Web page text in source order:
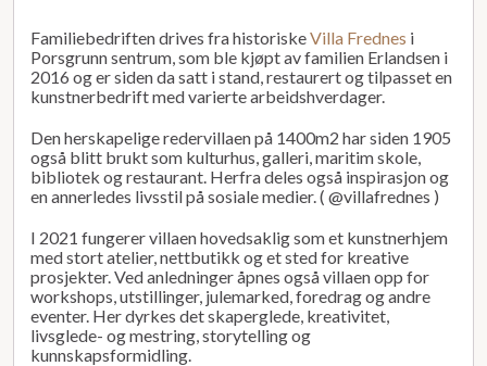
Familiebedriften drives fra historiskeVilla Frednes i
Porsgrunn sentrum, som ble kjøpt av familien Erlandsen i
2016 og er siden da satt i stand, restaurert og tilpasset en
kunstnerbedrift med varierte arbeidshverdager.
Den herskapelige redervillaen på 1400m2 har siden 1905
også blitt brukt som kulturhus, galleri, maritim skole,
bibliotek og restaurant. Herfra deles også inspirasjon og
en annerledes livsstil på sosiale medier. ( @villafrednes )
I 2021 fungerer villaen hovedsaklig som et kunstnerhjem
med stort atelier, nettbutikk og et sted for kreative
prosjekter. Ved anledninger åpnes også villaen opp for
workshops, utstillinger, julemarked, foredrag og andre
eventer. Her dyrkes det skaperglede, kreativitet,
livsglede- og mestring, storytelling og
kunnskapsformidling.